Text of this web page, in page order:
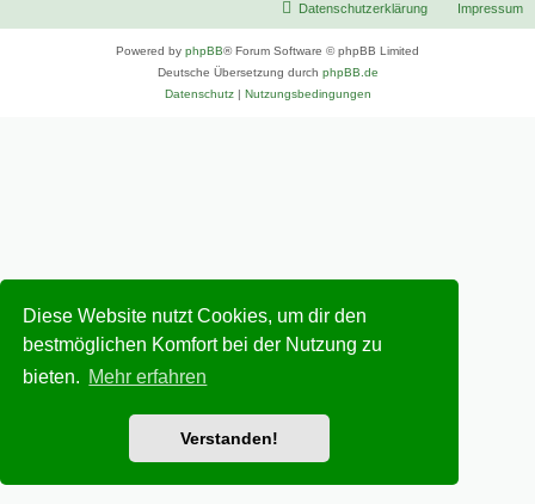
Diese Website nutzt Cookies, um dir den
bestmöglichen Komfort bei der Nutzung zu
bieten. Mehr erfahren
Verstanden!
Impressum
Datenschutzerklärung
Powered by phpBB® Forum Software © phpBB Limited
Deutsche Übersetzung durch phpBB.de
Datenschutz| Nutzungsbedingungen